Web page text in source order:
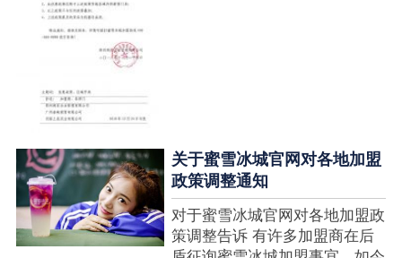
关于蜜雪冰城官网对各地加盟
政策调整通知
对于蜜雪冰城官网对各地加盟政
策调整告诉 有许多加盟商在后